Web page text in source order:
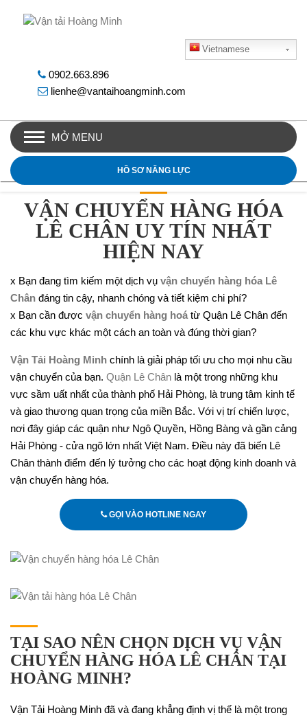
Vietnamese
0902.663.896
lienhe@vantaihoangminh.com
MỞ MENU
HỒ SƠ NĂNG LỰC
VẬN CHUYỂN HÀNG HÓA
LÊ CHÂN UY TÍN NHẤT
HIỆN NAY
x Bạn đang tìm kiếm một dịch vụ vận chuyển hàng hóa Lê
Chân đáng tin cậy, nhanh chóng và tiết kiệm chi phí?
x Bạn cần được vận chuyển hàng hoá từ Quận Lê Chân đến
các khu vực khác một cách an toàn và đúng thời gian?
Vận Tải Hoàng Minh chính là giải pháp tối ưu cho mọi nhu cầu
vận chuyển của bạn. Quận Lê Chân là một trong những khu
vực sầm uất nhất của thành phố Hải Phòng, là trung tâm kinh tế
và giao thương quan trọng của miền Bắc. Với vị trí chiến lược,
nơi đây giáp các quận như Ngô Quyền, Hồng Bàng và gần cảng
Hải Phòng - cửa ngõ lớn nhất Việt Nam. Điều này đã biến Lê
Chân thành điểm đến lý tưởng cho các hoạt động kinh doanh và
vận chuyển hàng hóa.
GỌI VÀO HOTLINE NGAY
TẠI SAO NÊN CHỌN DỊCH VỤ VẬN
CHUYỂN HÀNG HÓA LÊ CHÂN TẠI
HOÀNG MINH?
Vận Tải Hoàng Minh đã và đang khẳng định vị thế là một trong